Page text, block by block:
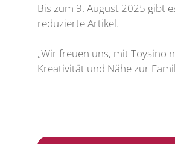
Bis zum 9. August 2025 gibt
reduzierte Artikel.
„Wir freuen uns, mit Toysino
Kreativität und Nähe zur